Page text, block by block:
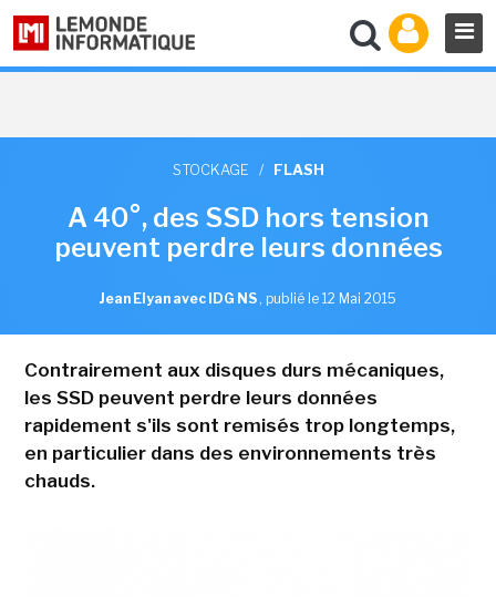
STOCKAGE / FLASH
A 40°, des SSD hors tension
peuvent perdre leurs données
Jean Elyan avec IDG NS , publié le 12 Mai 2015
Contrairement aux disques durs mécaniques,
les SSD peuvent perdre leurs données
rapidement s'ils sont remisés trop longtemps,
en particulier dans des environnements très
chauds.